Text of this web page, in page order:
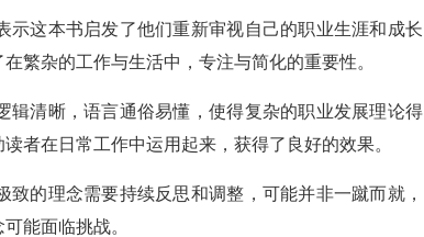
这本书启发了他们重新审视自己的职业生涯和成长
繁杂的工作与生活中，专注与简化的重要性。
清晰，语言通俗易懂，使得复杂的职业发展理论得
者在日常工作中运用起来，获得了良好的效果。
的理念需要持续反思和调整，可能并非一蹴而就，
能面临挑战。